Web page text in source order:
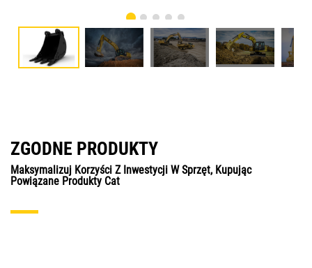
ZGODNE PRODUKTY
Maksymalizuj Korzyści Z Inwestycji W Sprzęt, Kupując
Powiązane Produkty Cat